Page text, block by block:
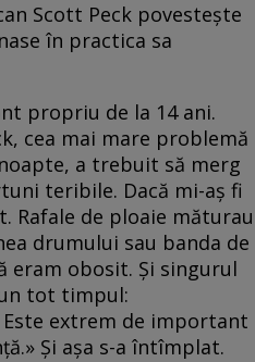
Scott Peck povestește
în practica sa
propriu de la 14 ani.
cea mai mare problemă
a trebuit să merg
teribile. Dacă mi-aș fi
Rafale de ploaie măturau
drumului sau banda de
eram obosit. Și singurul
tot timpul:
extrem de important
Și așa s-a întîmplat.